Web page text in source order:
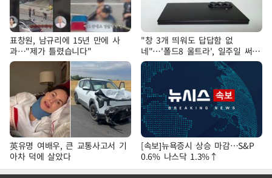
표창원, 남규리에 15년 만에 사
과…"제가 틀렸습니다"
"창 3개 띄워도 답답함 없
네"…'폴드8 울트라', 일주일 써보
니
英유명 여배우, 큰 교통사고서 기
아차 덕에 살았다
[속보]뉴욕증시 상승 마감…S&P
0.6% 나스닥 1.3%↑